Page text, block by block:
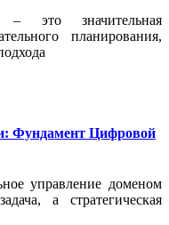
– это значительная
планирования,
Фундамент Цифровой
управление доменом
а стратегическая